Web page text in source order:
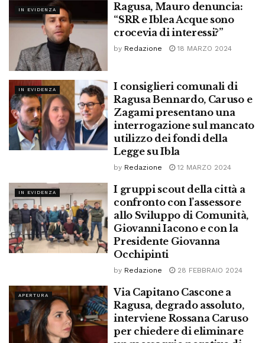
IN EVIDENZA
Ragusa, Mauro denuncia:
“SRR e Iblea Acque sono
crocevia di interessi?”
by Redazione 18 MARZO 2024
IN EVIDENZA
I consiglieri comunali di
Ragusa Bennardo, Caruso e
Zagami presentano una
interrogazione sul mancato
utilizzo dei fondi della
Legge su Ibla
by Redazione 12 MARZO 2024
IN EVIDENZA
I gruppi scout della città a
confronto con l’assessore
allo Sviluppo di Comunità,
Giovanni Iacono e con la
Presidente Giovanna
Occhipinti
by Redazione 28 FEBBRAIO 2024
APERTURA
Via Capitano Cascone a
Ragusa, degrado assoluto,
interviene Rossana Caruso
per chiedere di eliminare